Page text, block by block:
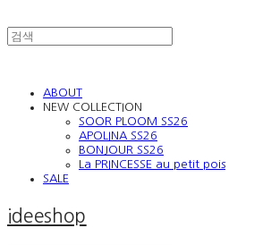
ABOUT
NEW COLLECTION
SOOR PLOOM SS26
APOLINA SS26
BONJOUR SS26
La PRINCESSE au petit pois
SALE
ideeshop